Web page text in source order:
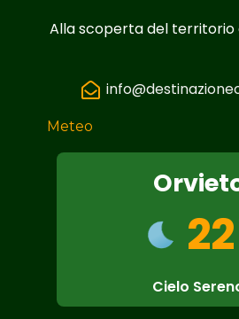
Alla scoperta del territorio
Meteo
22
Cielo